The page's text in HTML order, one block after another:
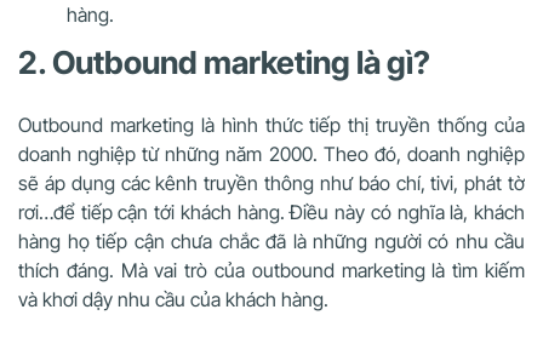
hàng.
2. Outbound marketing là gì?
Outbound marketing là hình thức tiếp thị truyền thống của
doanh nghiệp từ những năm 2000. Theo đó, doanh nghiệp
sẽ áp dụng các kênh truyền thông như báo chí, tivi, phát tờ
rơi…để tiếp cận tới khách hàng. Điều này có nghĩa là, khách
hàng họ tiếp cận chưa chắc đã là những người có nhu cầu
thích đáng. Mà vai trò của outbound marketing là tìm kiếm
và khơi dậy nhu cầu của khách hàng.